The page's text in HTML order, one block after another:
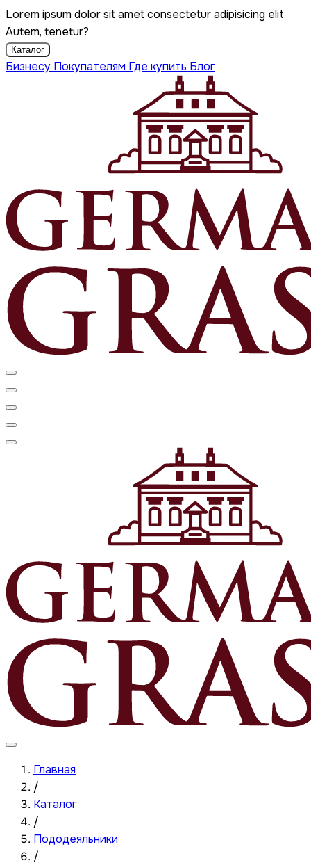
Lorem ipsum dolor sit amet consectetur adipisicing elit.
Autem, tenetur?
Каталог
Бизнесу Покупателям Где купить Блог
Главная
/
Каталог
/
Пододеяльники
/